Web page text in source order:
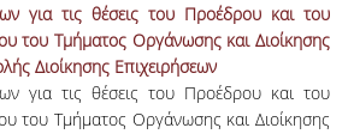
για τις θέσεις του Προέδρου και του
του Τμήματος Οργάνωσης και Διοίκησης
Διοίκησης Επιχειρήσεων
για τις θέσεις του Προέδρου και του
του Τμήματος Οργάνωσης και Διοίκησης